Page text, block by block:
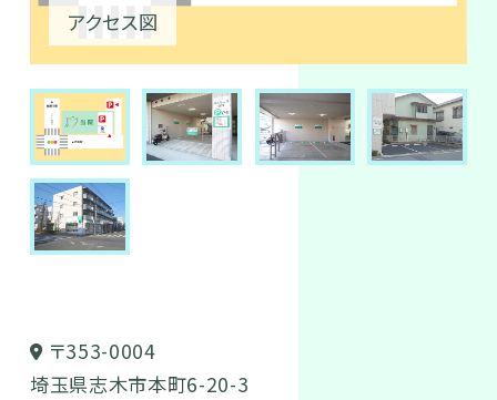
アクセス図
〒353-0004
埼玉県志木市本町6-20-3